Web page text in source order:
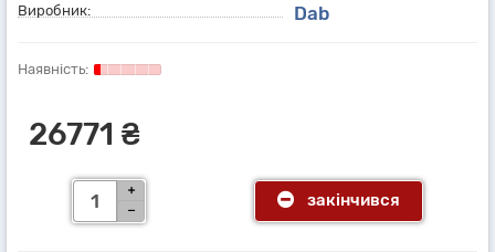
Виробник:
Dab
26771 ₴
закінчився